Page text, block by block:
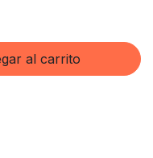
al carrito